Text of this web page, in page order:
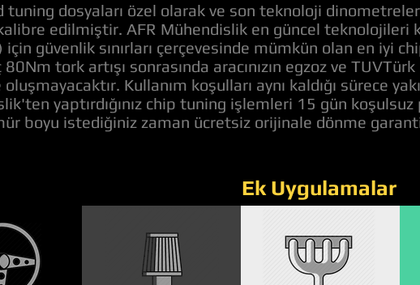
tuning dosyaları özel olarak ve son teknoloji
edilmiştir. AFR Mühendislik en güncel teknolojileri
için güvenlik sınırları çerçevesinde mümkün olan en iyi
tork artışı sonrasında aracınızın egzoz ve
Kullanım koşulları aynı kaldığı sürece
yaptırdığınız chip tuning işlemleri 15 gün
boyu istediğiniz zaman ücretsiz orijinale dönme
Ek Uygulamalar